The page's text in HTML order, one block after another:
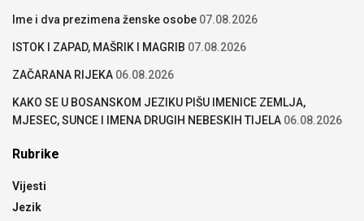
Ime i dva prezimena ženske osobe 07.08.2026
ISTOK I ZAPAD, MAŠRIK I MAGRIB 07.08.2026
ZAČARANA RIJEKA 06.08.2026
KAKO SE U BOSANSKOM JEZIKU PIŠU IMENICE ZEMLJA,
MJESEC, SUNCE I IMENA DRUGIH NEBESKIH TIJELA 06.08.2026
Rubrike
Vijesti
Jezik